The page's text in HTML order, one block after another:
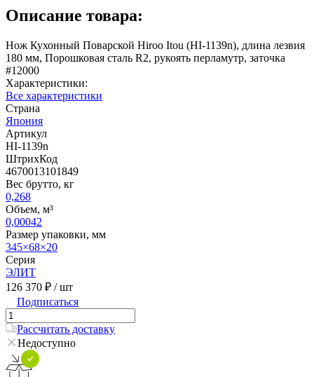
Описание товара:
Нож Кухонный Поварской Hiroo Itou (HI-1139n), длина лезвия
180 мм, Порошковая сталь R2, рукоять перламутр, заточка
#12000
Характеристики:
Все характеристики
Страна
Япония
Артикул
HI-1139n
ШтрихКод
4670013101849
Вес брутто, кг
0,268
Объем, м³
0,00042
Размер упаковки, мм
345×68×20
Серия
ЭЛИТ
126 370 ₽ / шт
Подписаться
Рассчитать доставку
Недоступно